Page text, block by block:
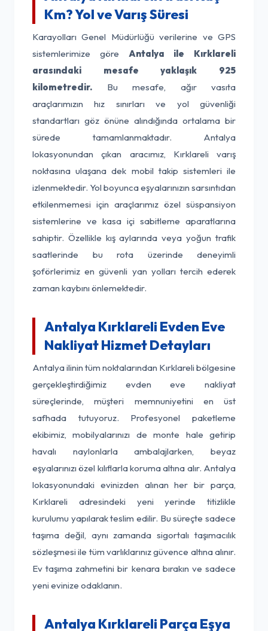
Km? Yol ve Varış Süresi
Karayolları Genel Müdürlüğü verilerine ve GPS
sistemlerimize göre Antalya ile Kırklareli
arasındaki mesafe yaklaşık 925
kilometredir. Bu mesafe, ağır vasıta
araçlarımızın hız sınırları ve yol güvenliği
standartları göz önüne alındığında ortalama bir
sürede tamamlanmaktadır. Antalya
lokasyonundan çıkan aracımız, Kırklareli varış
noktasına ulaşana dek mobil takip sistemleri ile
izlenmektedir. Yol boyunca eşyalarınızın sarsıntıdan
etkilenmemesi için araçlarımız özel süspansiyon
sistemlerine ve kasa içi sabitleme aparatlarına
sahiptir. Özellikle kış aylarında veya yoğun trafik
saatlerinde bu rota üzerinde deneyimli
şoförlerimiz en güvenli yan yolları tercih ederek
zaman kaybını önlemektedir.
Antalya Kırklareli Evden Eve
Nakliyat Hizmet Detayları
Antalya ilinin tüm noktalarından Kırklareli bölgesine
gerçekleştirdiğimiz evden eve nakliyat
süreçlerinde, müşteri memnuniyetini en üst
safhada tutuyoruz. Profesyonel paketleme
ekibimiz, mobilyalarınızı de monte hale getirip
havalı naylonlarla ambalajlarken, beyaz
eşyalarınızı özel kılıflarla koruma altına alır. Antalya
lokasyonundaki evinizden alınan her bir parça,
Kırklareli adresindeki yeni yerinde titizlikle
kurulumu yapılarak teslim edilir. Bu süreçte sadece
taşıma değil, aynı zamanda sigortalı taşımacılık
sözleşmesi ile tüm varlıklarınız güvence altına alınır.
Ev taşıma zahmetini bir kenara bırakın ve sadece
yeni evinize odaklanın.
Antalya Kırklareli Parça Eşya